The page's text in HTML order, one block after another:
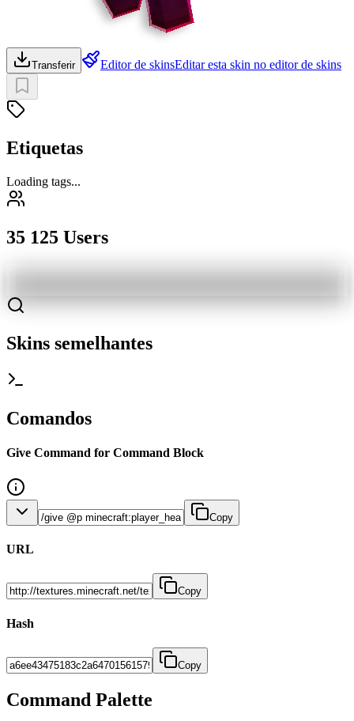
Transferir Editor de skinsEditar esta skin no editor de skins
Etiquetas
Loading tags...
35 125 Users
Skins semelhantes
Comandos
Give Command for Command Block
Copy
URL
Copy
Hash
Copy
Command Palette